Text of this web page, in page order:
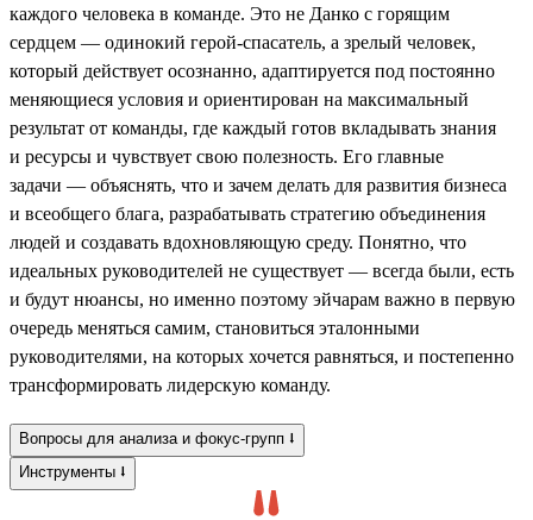
каждого человека в команде. Это не Данко с горящим
сердцем — одинокий герой-спасатель, а зрелый человек,
который действует осознанно, адаптируется под постоянно
меняющиеся условия и ориентирован на максимальный
результат от команды, где каждый готов вкладывать знания
и ресурсы и чувствует свою полезность. Его главные
задачи — объяснять, что и зачем делать для развития бизнеса
и всеобщего блага, разрабатывать стратегию объединения
людей и создавать вдохновляющую среду. Понятно, что
идеальных руководителей не существует — всегда были, есть
и будут нюансы, но именно поэтому эйчарам важно в первую
очередь меняться самим, становиться эталонными
руководителями, на которых хочется равняться, и постепенно
трансформировать лидерскую команду.
Вопросы для анализа и фокус-групп ⭣
Инструменты ⭣